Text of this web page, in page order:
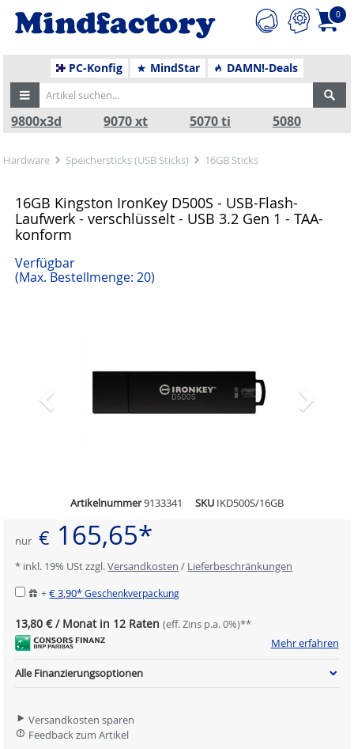
0
PC-Konfig MindStar DAMN!-Deals
9800x3d 9070 xt 5070 ti 5080
Hardware Speichersticks (USB Sticks) 16GB Sticks
16GB Kingston IronKey D500S - USB-Flash-
Laufwerk - verschlüsselt - USB 3.2 Gen 1 - TAA-
konform
Verfügbar
(Max. Bestellmenge: 20)
Artikelnummer9133341 SKU IKD500S/16GB
nur € 165,65*
* inkl. 19% USt zzgl.Versandkosten / Lieferbeschränkungen
+€ 3,90*Geschenkverpackung
13,80 € / Monat in 12 Raten (eff. Zins p.a. 0%)**
Mehr erfahren
Alle Finanzierungsoptionen
Versandkosten sparen
Feedback zum Artikel